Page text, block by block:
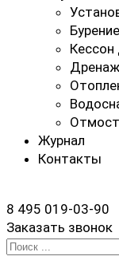
Журнал
Контакты
8 495 019-03-90
Заказать звонок
Search